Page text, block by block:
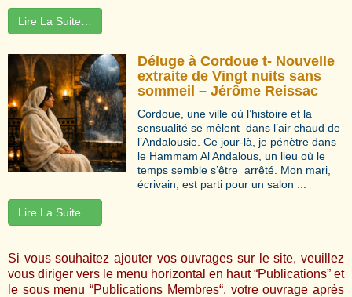
Lire La Suite…
Déluge à Cordoue t- Nouvelle
extraite de Vingt nuits sans
sommeil – Jérôme Reissac
Cordoue, une ville où l’histoire et la
sensualité se mêlent dans l’air chaud de
l’Andalousie. Ce jour-là, je pénètre dans
le Hammam Al Andalous, un lieu où le
temps semble s’être arrêté. Mon mari,
écrivain, est parti pour un salon ...
Lire La Suite…
Si vous souhaitez ajouter vos ouvrages sur le site, veuillez
vous diriger vers le menu horizontal en haut “Publications” et
le sous menu “Publications Membres“, votre ouvrage après